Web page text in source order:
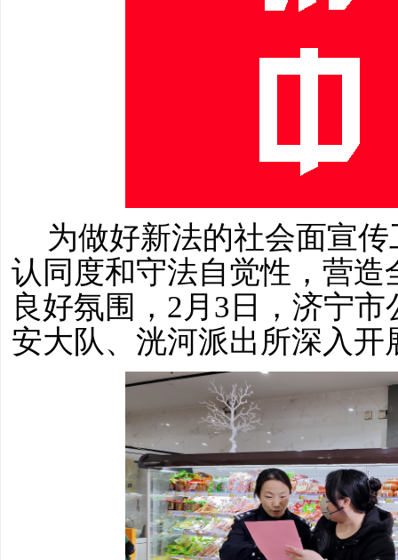
为做好新法的社会面宣
认同度和守法自觉性，营
良好氛围， 2月3日，济宁
安大队、洸河派出所深入开